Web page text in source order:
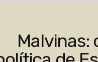
Malvinas: